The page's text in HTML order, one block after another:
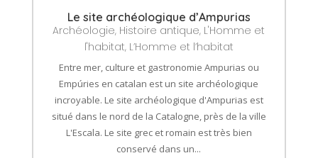
Le site archéologique d’Ampurias
Archéologie, Histoire antique, L'Homme et
l'habitat, L’Homme et l’habitat
Entre mer, culture et gastronomie Ampurias ou
Empúries en catalan est un site archéologique
incroyable. Le site archéologique d'Ampurias est
situé dans le nord de la Catalogne, près de la ville
L'Escala. Le site grec et romain est très bien
conservé dans un...